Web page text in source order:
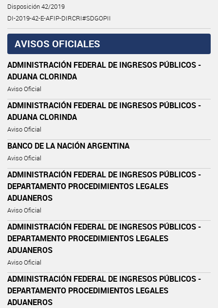
Disposición 42/2019
DI-2019-42-E-AFIP-DIRCRI#SDGOPII
AVISOS OFICIALES
ADMINISTRACIÓN FEDERAL DE INGRESOS PÚBLICOS -
ADUANA CLORINDA
Aviso Oficial
ADMINISTRACIÓN FEDERAL DE INGRESOS PÚBLICOS -
ADUANA CLORINDA
Aviso Oficial
BANCO DE LA NACIÓN ARGENTINA
Aviso Oficial
ADMINISTRACIÓN FEDERAL DE INGRESOS PÚBLICOS -
DEPARTAMENTO PROCEDIMIENTOS LEGALES
ADUANEROS
Aviso Oficial
ADMINISTRACIÓN FEDERAL DE INGRESOS PÚBLICOS -
DEPARTAMENTO PROCEDIMIENTOS LEGALES
ADUANEROS
Aviso Oficial
ADMINISTRACIÓN FEDERAL DE INGRESOS PÚBLICOS -
DEPARTAMENTO PROCEDIMIENTOS LEGALES
ADUANEROS